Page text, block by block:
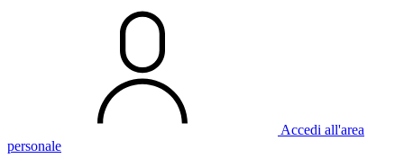
Accedi all'area
personale